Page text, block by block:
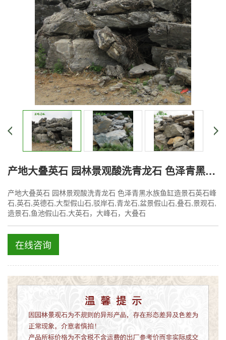
产地大叠英石 园林景观酸洗青龙石 色泽青黑水族鱼缸造景石
产地大叠英石 园林景观酸洗青龙石 色泽青黑水族鱼缸造景石英石峰
石,英石,英德石,大型假山石,驳岸石,青龙石,盆景假山石,叠石,景观石,
造景石,鱼池假山石,大英石，大峰石，大叠石
在线咨询